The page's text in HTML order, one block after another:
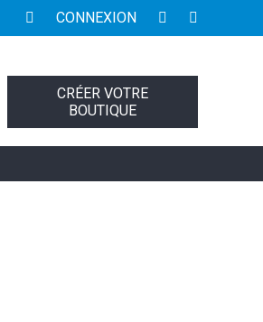
CONNEXION
CRÉER VOTRE
BOUTIQUE